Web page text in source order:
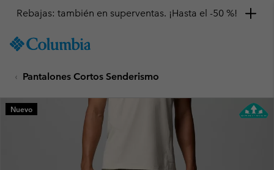
TO
SKIP
MAIN
NAV
Rebajas: también en superventas. ¡Hasta el -50 %!
Pantalones Cortos Senderismo
Nuevo